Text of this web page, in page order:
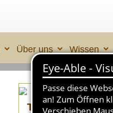
Über uns Wissen
TIERLEID made